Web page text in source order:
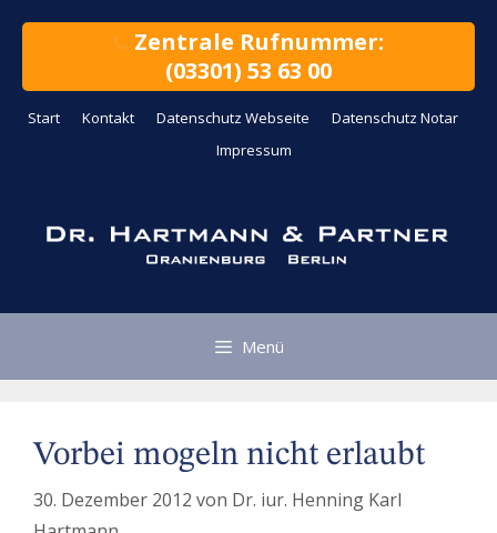
Zentrale Rufnummer:
(03301) 53 63 00
Start Kontakt Datenschutz Webseite
Datenschutz Notar
Impressum
Menü
Vorbei mogeln nicht erlaubt
30. Dezember 2012 von Dr. iur. Henning Karl